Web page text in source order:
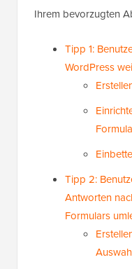
Ihrem bevorzugten
Tipp 1:
WordPress
Tipp 2:
Antworten
Formulars